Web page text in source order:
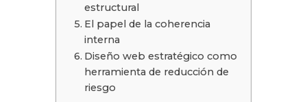
estructural
El papel de la coherencia
interna
Diseño web estratégico como
herramienta de reducción de
riesgo